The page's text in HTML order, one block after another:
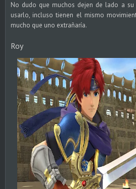
No dudo que muchos dejen de lado a
usarlo, incluso tienen el mismo
mucho que uno extrañaría.
Roy